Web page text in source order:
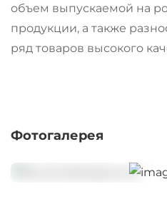
объем выпускаемой на
продукции, а также
ряд товаров высокого
Фотогалерея